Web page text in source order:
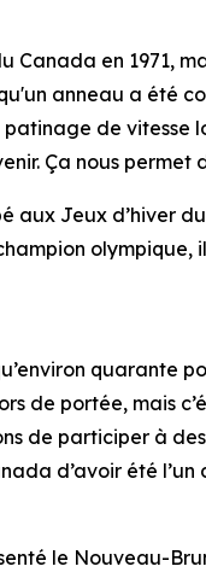
Canada en 1971,
anneau a été
de vitesse
Ça nous
aux Jeux d’hiver
quarante
de portée, mais
de participer à
d’avoir été
le Nouveau-